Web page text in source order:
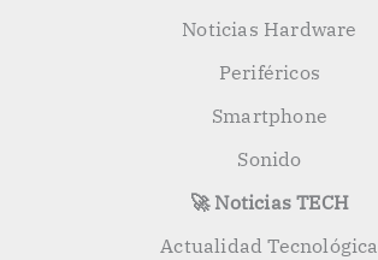
Noticias Hardware
Periféricos
Smartphone
Sonido
🚀 Noticias TECH
Actualidad Tecnológica